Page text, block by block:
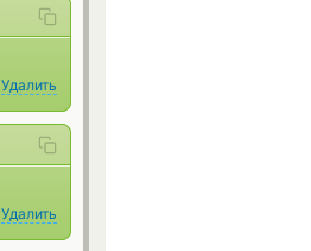
Удалить
Удалить